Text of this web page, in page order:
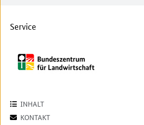
Service
INHALT
KONTAKT